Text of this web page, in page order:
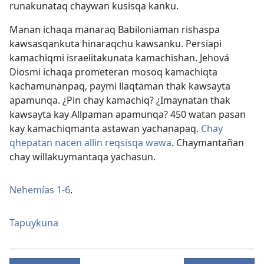
runakunataq chaywan kusisqa kanku.
Manan ichaqa manaraq Babiloniaman rishaspa
kawsasqankuta hinaraqchu kawsanku. Persiapi
kamachiqmi israelitakunata kamachishan. Jehová
Diosmi ichaqa prometeran mosoq kamachiqta
kachamunanpaq, paymi llaqtaman thak kawsayta
apamunqa. ¿Pin chay kamachiq? ¿Imaynatan thak
kawsayta kay Allpaman apamunqa? 450 watan pasan
kay kamachiqmanta astawan yachanapaq. Chay
qhepatan nacen allin reqsisqa wawa. Chaymantañan
chay willakuymantaqa yachasun.
Nehemías 1-6.
Tapuykuna